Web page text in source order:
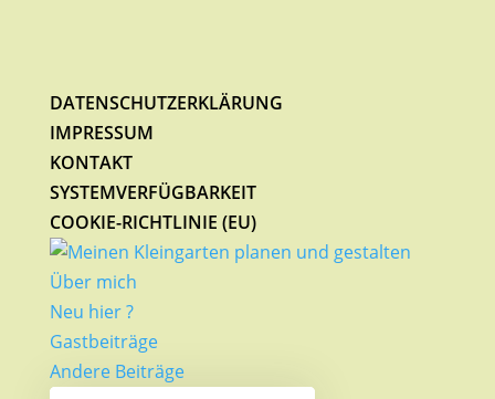
DATENSCHUTZERKLÄRUNG
IMPRESSUM
KONTAKT
SYSTEMVERFÜGBARKEIT
COOKIE-RICHTLINIE (EU)
Über mich
Neu hier ?
Gastbeiträge
Andere Beiträge